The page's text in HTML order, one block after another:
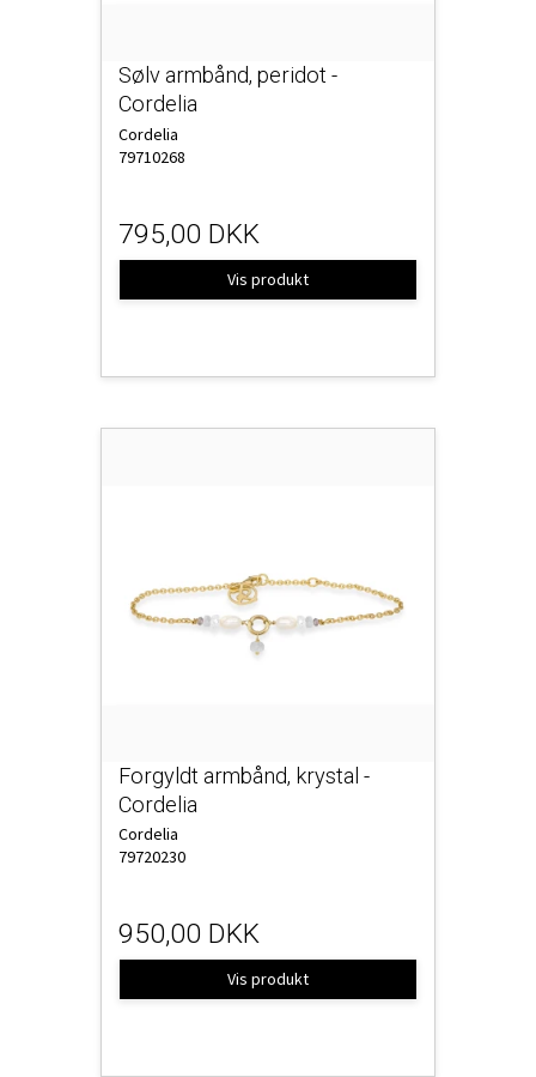
Sølv armbånd, peridot -
Cordelia
Cordelia
79710268
795,00 DKK
Vis produkt
Forgyldt armbånd, krystal -
Cordelia
Cordelia
79720230
950,00 DKK
Vis produkt